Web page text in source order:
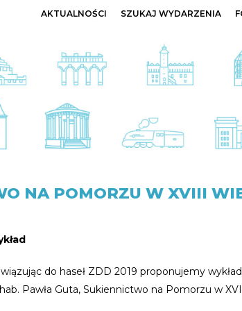
AKTUALNOŚCI SZUKAJ WYDARZENIA
NA POMORZU W XVIII
do haseł ZDD 2019 proponujemy
Pawła Guta, Sukiennictwo na Pomorzu w